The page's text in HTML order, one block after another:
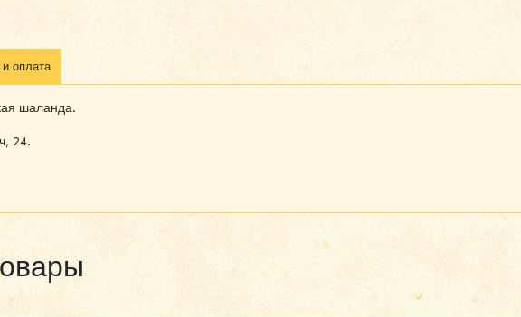
и оплата
шаланда.
24.